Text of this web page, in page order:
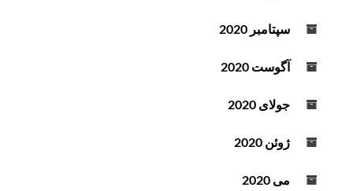
سپتامبر 2020
آگوست 2020
جولای 2020
ژوئن 2020
می 2020